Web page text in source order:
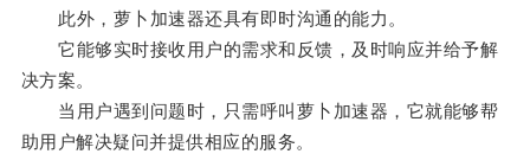
此外，萝卜加速器还具有即时沟通的能力。
它能够实时接收用户的需求和反馈，及时响应并给予解
决方案。
当用户遇到问题时，只需呼叫萝卜加速器，它就能够帮
助用户解决疑问并提供相应的服务。